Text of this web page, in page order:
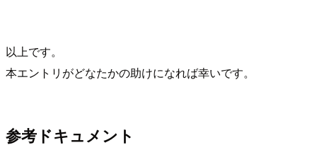
以上です。
本エントリがどなたかの助けになれば幸いです。
参考ドキュメント